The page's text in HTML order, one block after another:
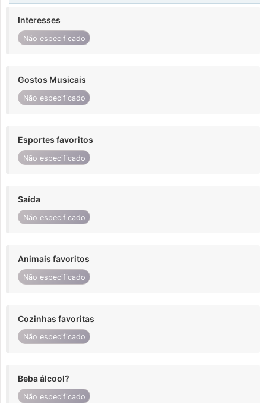
Interesses
Não especificado
Gostos Musicais
Não especificado
Esportes favoritos
Não especificado
Saída
Não especificado
Animais favoritos
Não especificado
Cozinhas favoritas
Não especificado
Beba álcool?
Não especificado